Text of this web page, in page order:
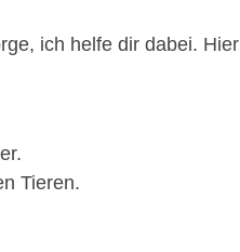
ich helfe dir dabei.
Tieren.